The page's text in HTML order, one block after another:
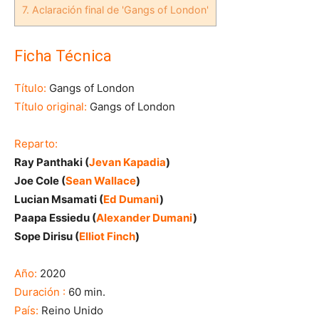
7. Aclaración final de 'Gangs of London'
Ficha Técnica
Título: Gangs of London
Título original: Gangs of London
Reparto:
Ray Panthaki (Jevan Kapadia)
Joe Cole (Sean Wallace)
Lucian Msamati (Ed Dumani)
Paapa Essiedu (Alexander Dumani)
Sope Dirisu (Elliot Finch)
Año: 2020
Duración : 60 min.
País: Reino Unido